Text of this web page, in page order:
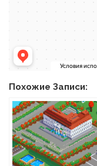
Похожие Записи: